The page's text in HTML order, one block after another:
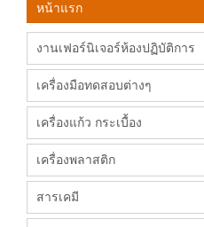
หน้าแรก
งานเฟอร์นิเจอร์ห้องปฏิบัติการ
เครื่องมือทดสอบต่างๆ
เครื่องแก้ว กระเบื้อง
เครื่องพลาสติก
สารเคมี